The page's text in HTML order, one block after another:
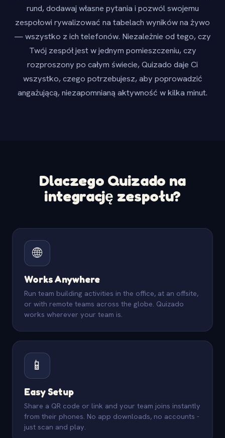
rund, dodawaj własne pytania i pozwól swojemu
zespołowi rywalizować na tabelach wyników na żywo
— wszystko z ich telefonów. Niezależnie od tego, czy
Twój zespół jest w jednym pomieszczeniu, czy
rozproszony po całym świecie, Quizado daje Ci
wszystko, czego potrzebujesz, aby poprowadzić
angażującą, niezapomnianą aktywność w kilka minut.
Dlaczego Quizado na
integrację zespołu?
🌐
Works Anywhere
Run team building activities in the office, at an offsite,
or with remote teams across the globe. Quizado
works wherever your team is.
📱
Easy Setup
Share a QR code or link and your team joins instantly
from their phones. No app downloads, no accounts -
just scan and play.